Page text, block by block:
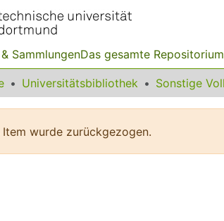
SammlungenDas gesamte Repositorium
Universitätsbibliothek
Item wurde zurückgezogen.